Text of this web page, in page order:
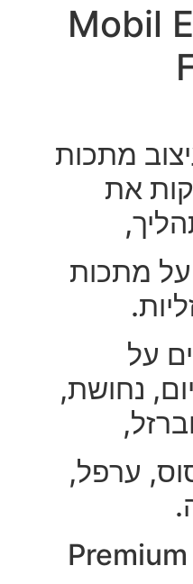
Mobil
מתכות
את
מתכות
על
נחושת,
ערפל,